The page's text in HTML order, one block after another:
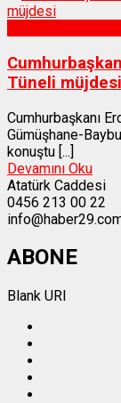
Tüneli müjdesi
Cumhurbaşkanı
Gümüşhane-
konuştu [...]
Devamını Oku
Atatürk Caddesi
0456 213 00 22
ABONE
Blank URI